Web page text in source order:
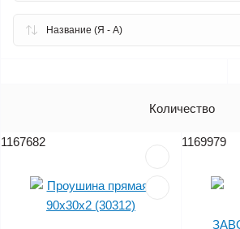
Количество
1167682 1169979